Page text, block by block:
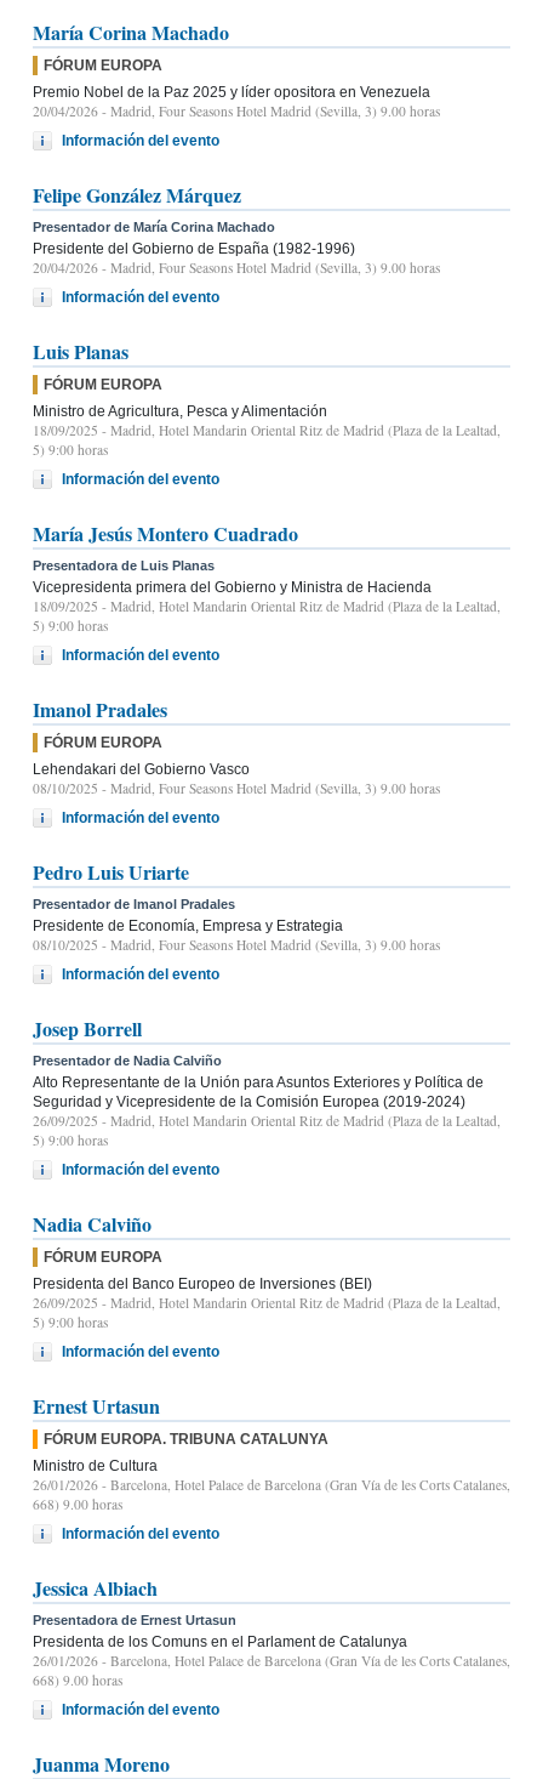
María Corina Machado
FÓRUM EUROPA
Premio Nobel de la Paz 2025 y líder opositora en Venezuela
20/04/2026 - Madrid, Four Seasons Hotel Madrid (Sevilla, 3) 9.00 horas
Información del evento
Felipe González Márquez
Presentador de María Corina Machado
Presidente del Gobierno de España (1982-1996)
20/04/2026 - Madrid, Four Seasons Hotel Madrid (Sevilla, 3) 9.00 horas
Información del evento
Luis Planas
FÓRUM EUROPA
Ministro de Agricultura, Pesca y Alimentación
18/09/2025 - Madrid, Hotel Mandarin Oriental Ritz de Madrid (Plaza de la Lealtad,
5) 9:00 horas
Información del evento
María Jesús Montero Cuadrado
Presentadora de Luis Planas
Vicepresidenta primera del Gobierno y Ministra de Hacienda
18/09/2025 - Madrid, Hotel Mandarin Oriental Ritz de Madrid (Plaza de la Lealtad,
5) 9:00 horas
Información del evento
Imanol Pradales
FÓRUM EUROPA
Lehendakari del Gobierno Vasco
08/10/2025 - Madrid, Four Seasons Hotel Madrid (Sevilla, 3) 9.00 horas
Información del evento
Pedro Luis Uriarte
Presentador de Imanol Pradales
Presidente de Economía, Empresa y Estrategia
08/10/2025 - Madrid, Four Seasons Hotel Madrid (Sevilla, 3) 9.00 horas
Información del evento
Josep Borrell
Presentador de Nadia Calviño
Alto Representante de la Unión para Asuntos Exteriores y Política de
Seguridad y Vicepresidente de la Comisión Europea (2019-2024)
26/09/2025 - Madrid, Hotel Mandarin Oriental Ritz de Madrid (Plaza de la Lealtad,
5) 9:00 horas
Información del evento
Nadia Calviño
FÓRUM EUROPA
Presidenta del Banco Europeo de Inversiones (BEI)
26/09/2025 - Madrid, Hotel Mandarin Oriental Ritz de Madrid (Plaza de la Lealtad,
5) 9:00 horas
Información del evento
Ernest Urtasun
FÓRUM EUROPA. TRIBUNA CATALUNYA
Ministro de Cultura
26/01/2026 - Barcelona, Hotel Palace de Barcelona (Gran Vía de les Corts Catalanes,
668) 9.00 horas
Información del evento
Jessica Albiach
Presentadora de Ernest Urtasun
Presidenta de los Comuns en el Parlament de Catalunya
26/01/2026 - Barcelona, Hotel Palace de Barcelona (Gran Vía de les Corts Catalanes,
668) 9.00 horas
Información del evento
Juanma Moreno